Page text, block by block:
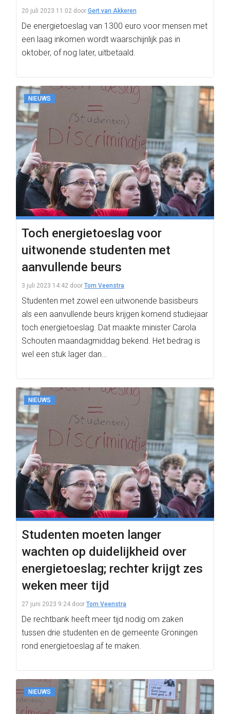
20 juli 2023 11:02 door Gert van Akkeren
De energietoeslag van 1300 euro voor mensen met
een laag inkomen wordt waarschijnlijk pas in
oktober, of nog later, uitbetaald.
NIEUWS
Toch energietoeslag voor
uitwonende studenten met
aanvullende beurs
3 juli 2023 14:42 door Tom Veenstra
Studenten met zowel een uitwonende basisbeurs
als een aanvullende beurs krijgen komend studiejaar
toch energietoeslag. Dat maakte minister Carola
Schouten maandagmiddag bekend. Het bedrag is
wel een stuk lager dan…
NIEUWS
Studenten moeten langer
wachten op duidelijkheid over
energietoeslag; rechter krijgt zes
weken meer tijd
27 juni 2023 9:24 door Tom Veenstra
De rechtbank heeft meer tijd nodig om zaken
tussen drie studenten en de gemeente Groningen
rond energietoeslag af te maken.
NIEUWS